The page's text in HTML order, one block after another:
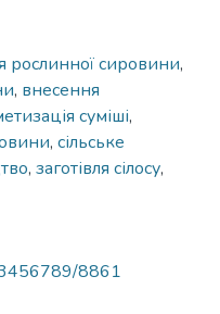
рослинної сировини,
, внесення
суміші,
, сільське
, заготівля сілосу,
8861